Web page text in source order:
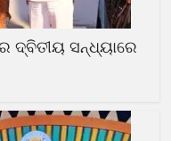
ଦ୍ବିତୀୟ ସନ୍ଧ୍ୟାରେ